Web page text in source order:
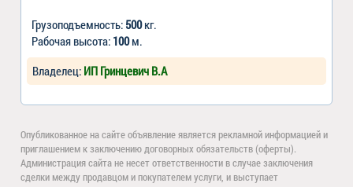
Грузоподъемность: 500кг.
Рабочая высота: 100м.
Владелец: ИП Гринцевич В.А
Опубликованное на сайте объявление является рекламной информацией и
приглашением к заключению договорных обязательств (оферты).
Администрация сайта не несет ответственности в случае заключения
сделки между продавцом и покупателем услуги, и выступает